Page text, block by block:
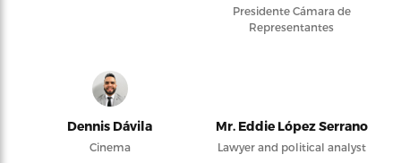
Presidente Cámara de
Representantes
Dennis Dávila
Cinema
Mr. Eddie López Serrano
Lawyer and political analyst